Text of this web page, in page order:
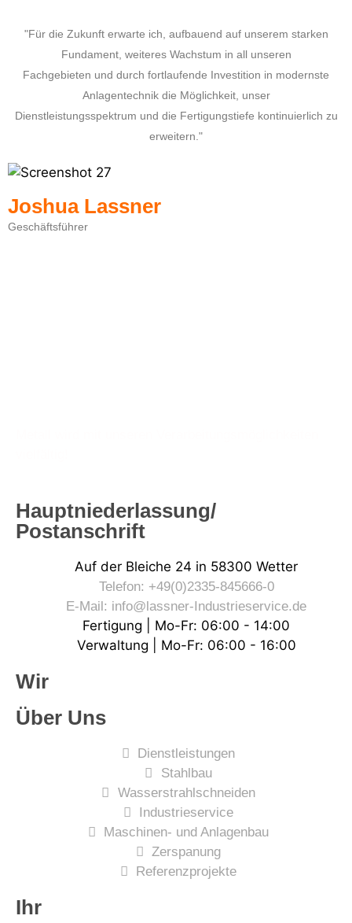
"Für die Zukunft erwarte ich, aufbauend auf unserem starken
Fundament, weiteres Wachstum in all unseren
Fachgebieten und durch fortlaufende Investition in modernste
Anlagentechnik die Möglichkeit, unser
Dienstleistungsspektrum und die Fertigungstiefe kontinuierlich zu
erweitern."
Joshua Lassner
Geschäftsführer
Hauptniederlassung/
Postanschrift
Auf der Bleiche 24 in 58300 Wetter
Telefon: +49(0)2335-845666-0
E-Mail: info@lassner-Industrieservice.de
Fertigung | Mo-Fr: 06:00 - 14:00
Verwaltung | Mo-Fr: 06:00 - 16:00
Wir
Über Uns
Dienstleistungen
Stahlbau
Wasserstrahlschneiden
Industrieservice
Maschinen- und Anlagenbau
Zerspanung
Referenzprojekte
Ihr